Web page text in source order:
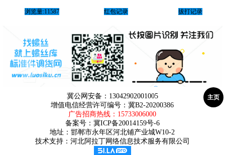
浏览量:11587 红包记录 拔打记录
冀公网安备：13042902001005
增值电信经营许可编号：冀B2-20200386
广告招商热线： 15733006000
备案号： 冀ICP备20014159号-6
地址：邯郸市永年区河北铺产业城W10-2
技术支持：河北阿拉丁网络信息技术服务有限公司
主页